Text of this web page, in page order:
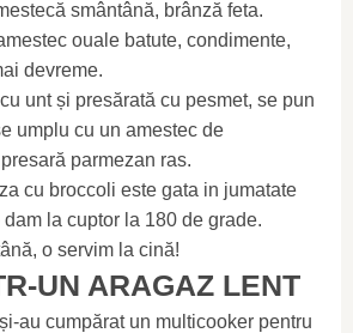
smântână, brânză feta.
ouale batute, condimente,
devreme.
unt și presărată cu pesmet, se pun
umplu cu un amestec de
parmezan ras.
cu broccoli este gata in jumatate
la cuptor la 180 de grade.
o servim la cină!
UN ARAGAZ LENT
au cumpărat un multicooker pentru